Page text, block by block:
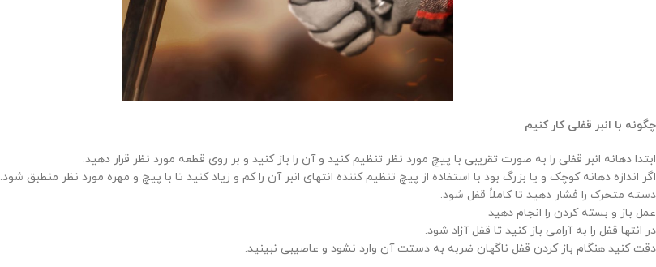
چگونه با انبر قفلی کار کنیم
ابتدا دهانه انبر قفلی را به صورت تقریبی با پیچ مورد نظر تنظیم کنید و آن را باز کنید و بر روی قطعه مورد نظر قرار دهید.
اگر اندازه دهانه کوچک و یا بزرگ بود با استفاده از پیچ تنظیم کننده انتهای انبر آن را کم و زیاد کنید تا با پیچ و مهره مورد نظر منطبق شود.
دسته متحرک را فشار دهید تا کاملاً قفل شود.
عمل باز و بسته کردن را انجام دهید
در انتها قفل را به آرامی باز کنید تا قفل آزاد شود.
دقت کنید هنگام باز کردن قفل ناگهان ضربه به دستت آن وارد نشود و عاصیبی نبینید.